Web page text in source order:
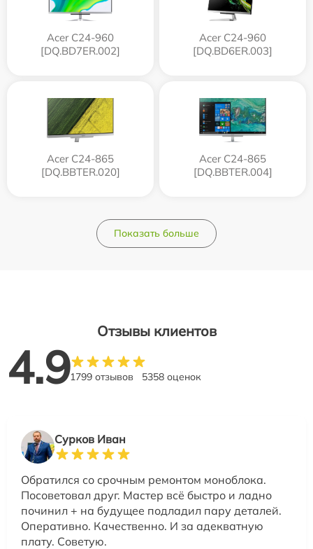
Acer C24-960
[DQ.BD7ER.002]
Acer C24-960
[DQ.BD6ER.003]
Acer C24-865
[DQ.BBTER.020]
Acer C24-865
[DQ.BBTER.004]
Показать больше
Отзывы клиентов
4.91799 отзывов 5358 оценок
Сурков Иван
Обратился со срочным ремонтом моноблока.
Посоветовал друг. Мастер всё быстро и ладно
починил + на будущее подладил пару деталей.
Оперативно. Качественно. И за адекватную
плату. Советую.